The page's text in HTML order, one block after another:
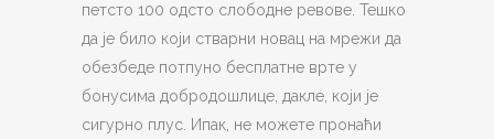
петсто 100 одсто слободне ревове. Тешко
да је било који стварни новац на мрежи да
обезбеде потпуно бесплатне врте у
бонусима добродошлице, дакле, који је
сигурно плус. Ипак, не можете пронаћи